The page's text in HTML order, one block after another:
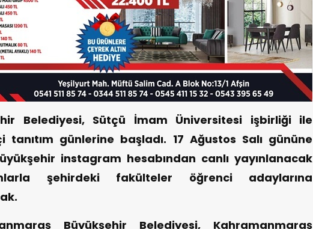
Belediyesi, Sütçü İmam Üniversitesi işbirliği ile
tanıtım günlerine başladı. 17 Ağustos Salı gününe
instagram hesabından canlı yayınlanacak
şehirdeki fakülteler öğrenci adaylarına
Büyükşehir Belediyesi, Kahramanmaraş